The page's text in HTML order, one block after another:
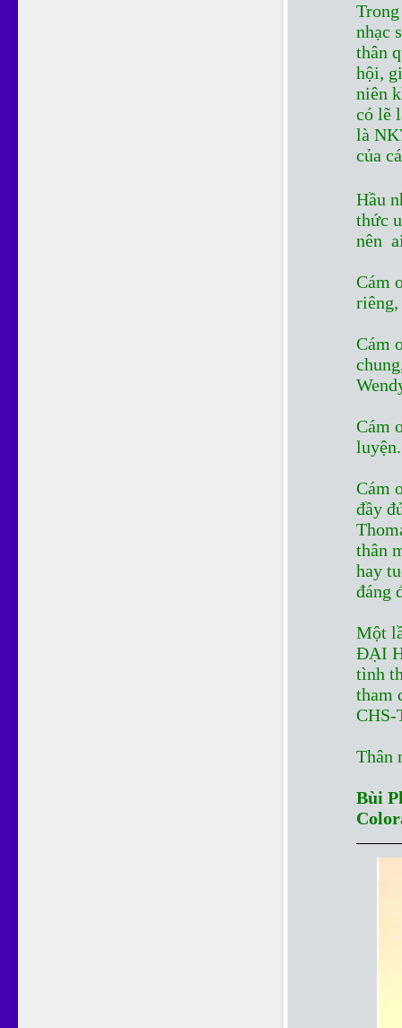
nhạc
thân
hội,
niên
có lẽ
là
của
Hầu
thức
nên
Cám
riêng,
Cám
Cám
luyện.
Cám
đầy
thân
hay
đáng
Một
ĐẠI
tình
tham
Thân
Bùi